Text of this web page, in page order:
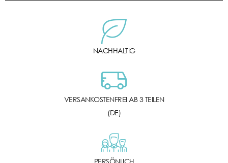
NACHHALTIG
VERSANKOSTENFREI AB 3 TEILEN
(DE)